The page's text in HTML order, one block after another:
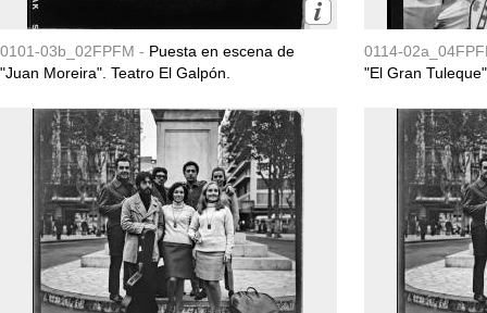
0101-03b_02FPFM - Puesta en escena de
"Juan Moreira". Teatro El Galpón.
0114-
"El Gran